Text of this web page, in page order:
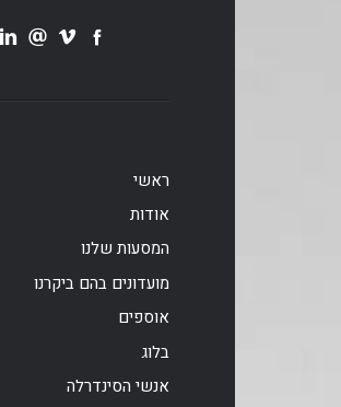
ראשי
אודות
המסעות שלנו
מועדונים בהם ביקרנו
אוספים
בלוג
אנשי הסינדרלה